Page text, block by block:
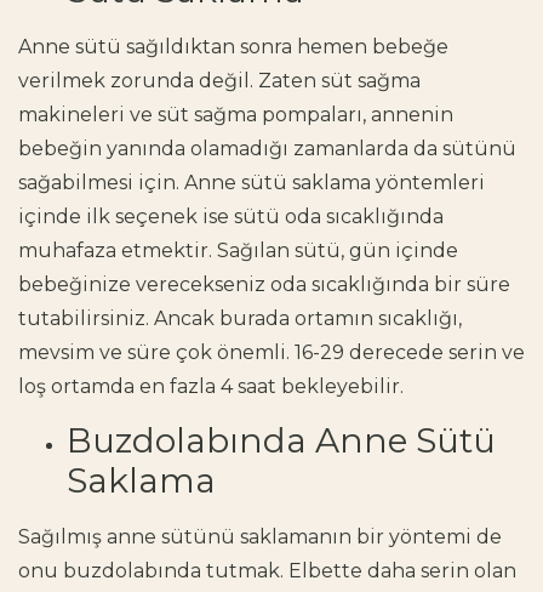
Anne sütü sağıldıktan sonra hemen bebeğe
verilmek zorunda değil. Zaten süt sağma
makineleri ve süt sağma pompaları, annenin
bebeğin yanında olamadığı zamanlarda da sütünü
sağabilmesi için. Anne sütü saklama yöntemleri
içinde ilk seçenek ise sütü oda sıcaklığında
muhafaza etmektir. Sağılan sütü, gün içinde
bebeğinize verecekseniz oda sıcaklığında bir süre
tutabilirsiniz. Ancak burada ortamın sıcaklığı,
mevsim ve süre çok önemli. 16-29 derecede serin ve
loş ortamda en fazla 4 saat bekleyebilir.
Buzdolabında Anne Sütü
Saklama
Sağılmış anne sütünü saklamanın bir yöntemi de
onu buzdolabında tutmak. Elbette daha serin olan